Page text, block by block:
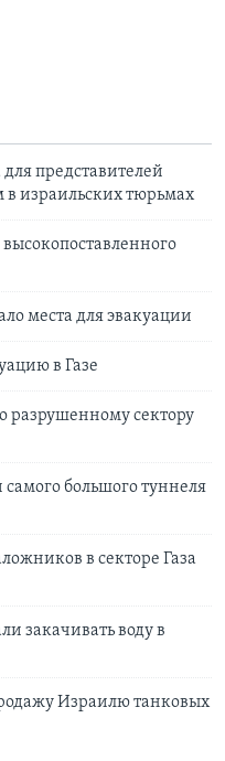
представителей
израильских тюрьмах
места для эвакуации
в Газе
разрушенному сектору
большого туннеля
в секторе Газа
закачивать воду в
Израилю танковых